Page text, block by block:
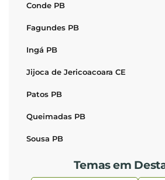
Conde PB
Fagundes PB
Ingá PB
Jijoca de Jericoacoara CE
Patos PB
Queimadas PB
Sousa PB
Temas em